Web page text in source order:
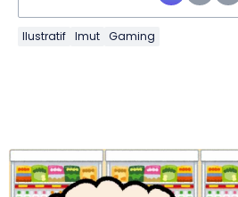
Ilustratif Imut Gaming